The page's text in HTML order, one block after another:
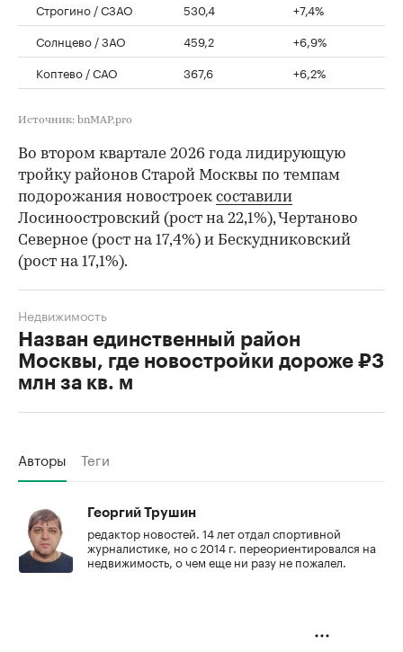
Строгино / СЗАО
530,4
+7,4%
Солнцево / ЗАО
459,2
+6,9%
Коптево / САО
367,6 +6,2%
Источник: bnMAP.pro
Во втором квартале 2026 года лидирующую
тройку районов Старой Москвы по темпам
подорожания новостроек составили
Лосиноостровский (рост на 22,1%), Чертаново
Северное (рост на 17,4%) и Бескудниковский
(рост на 17,1%).
Назван единственный район
Москвы, где новостройки дороже ₽3
млн за кв. м
Недвижимость
Авторы Теги
Георгий Трушин
редактор новостей. 14 лет отдал спортивной
журналистике, но с 2014 г. переориентировался на
недвижимость, о чем еще ни разу не пожалел.